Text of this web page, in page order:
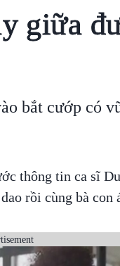
giữa
bắt cướp có
thông tin ca sĩ
rồi cùng bà con